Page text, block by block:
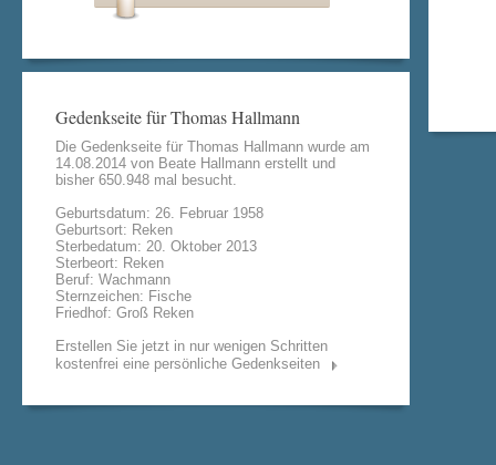
Gedenkseite für Thomas Hallmann
Die Gedenkseite für Thomas Hallmann wurde am
14.08.2014 von Beate Hallmann erstellt und
bisher 650.948 mal besucht.
Geburtsdatum: 26. Februar 1958
Geburtsort: Reken
Sterbedatum: 20. Oktober 2013
Sterbeort: Reken
Beruf: Wachmann
Sternzeichen: Fische
Friedhof: Groß Reken
Erstellen Sie jetzt in nur wenigen Schritten
kostenfrei eine persönliche Gedenkseiten